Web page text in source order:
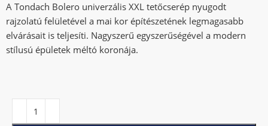
A Tondach Bolero univerzális XXL tetőcserép nyugodt
rajzolatú felületével a mai kor építészetének legmagasabb
elvárásait is teljesíti. Nagyszerű egyszerűségével a modern
stílusú épületek méltó koronája.